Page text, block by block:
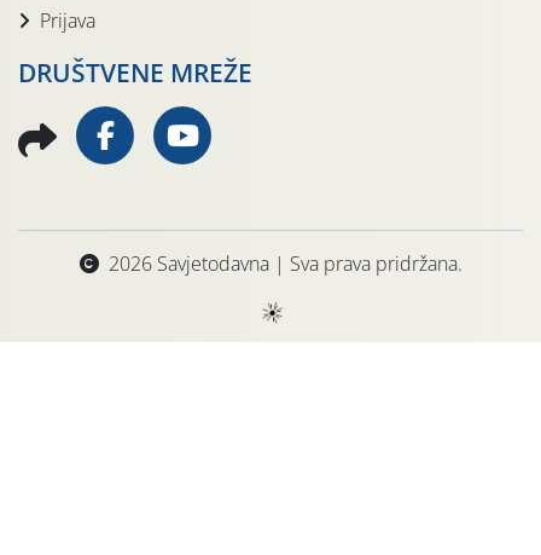
Prijava
DRUŠTVENE MREŽE
2026 Savjetodavna | Sva prava pridržana.